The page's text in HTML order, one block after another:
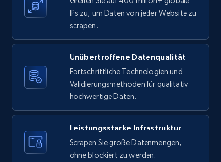
11.3K+ 1.5K+ Gratis testen
X (formerly Twitter) - Posts
ID, User posted, Name, Description, Date
posted, Photos, URL, Quoted post, and more.
10.4K+ 1.2K+ Gratis testen
IPs zu, um Daten von jeder Website zu
scrapen.
Unübertroffene Datenqualität
Fortschrittliche Technologien und
Validierungsmethoden für qualitativ
hochwertige Daten.
Leistungsstarke Infrastruktur
Scrapen Sie große Datenmengen,
ohne blockiert zu werden.